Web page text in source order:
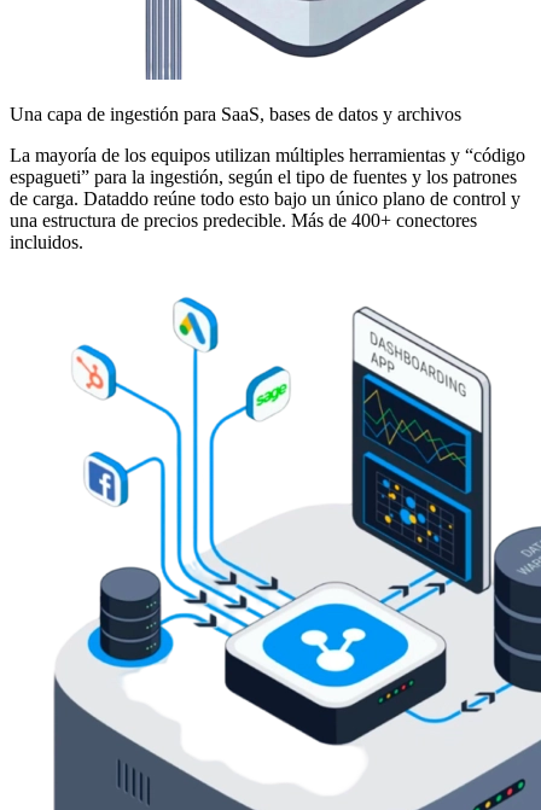
Una capa de ingestión para SaaS, bases de datos y archivos
La mayoría de los equipos utilizan múltiples herramientas y “código
espagueti” para la ingestión, según el tipo de fuentes y los patrones
de carga. Dataddo reúne todo esto bajo un único plano de control y
una estructura de precios predecible. Más de 400+ conectores
incluidos.